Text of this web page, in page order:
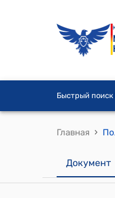
Быстрый
Главная ›
Документ